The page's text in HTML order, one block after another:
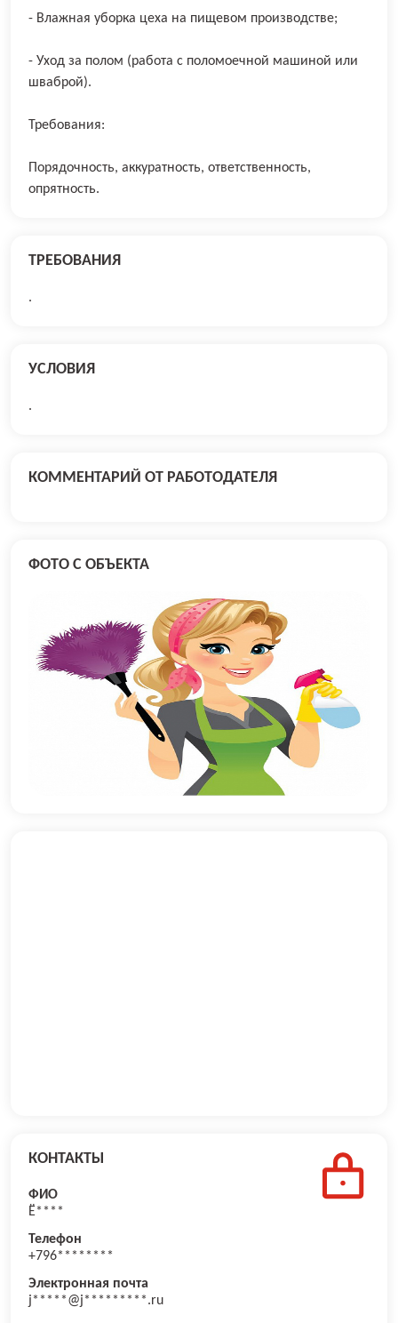
- Влажная уборка цеха на пищевом производстве;
- Уход за полом (работа с поломоечной машиной или
шваброй).
Требования:
Порядочность, аккуратность, ответственность,
опрятность.
ТРЕБОВАНИЯ
.
УСЛОВИЯ
.
КОММЕНТАРИЙ ОТ РАБОТОДАТЕЛЯ
ФОТО С ОБЪЕКТА
КОНТАКТЫ
ФИО
Ё****
Телефон
+796********
Электронная почта
j*****@j*********.ru